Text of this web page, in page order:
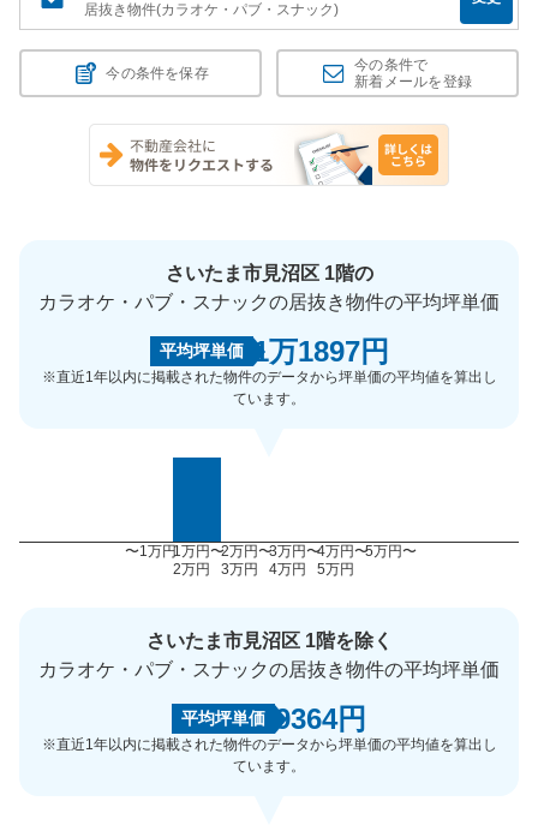
居抜き物件(カラオケ・パブ・スナック)
今の条件を保存
今の条件で
新着メールを登録
さいたま市見沼区 1階の
カラオケ・パブ・スナックの居抜き物件の平均坪単価
平均坪単価 1万1897円
※直近1年以内に掲載された物件のデータから坪単価の平均値を算出し
ています。
〜1万円1万円〜
2万円
2万円〜
3万円
3万円〜
4万円
4万円〜
5万円
5万円〜
さいたま市見沼区 1階を除く
カラオケ・パブ・スナックの居抜き物件の平均坪単価
平均坪単価 9364円
※直近1年以内に掲載された物件のデータから坪単価の平均値を算出し
ています。